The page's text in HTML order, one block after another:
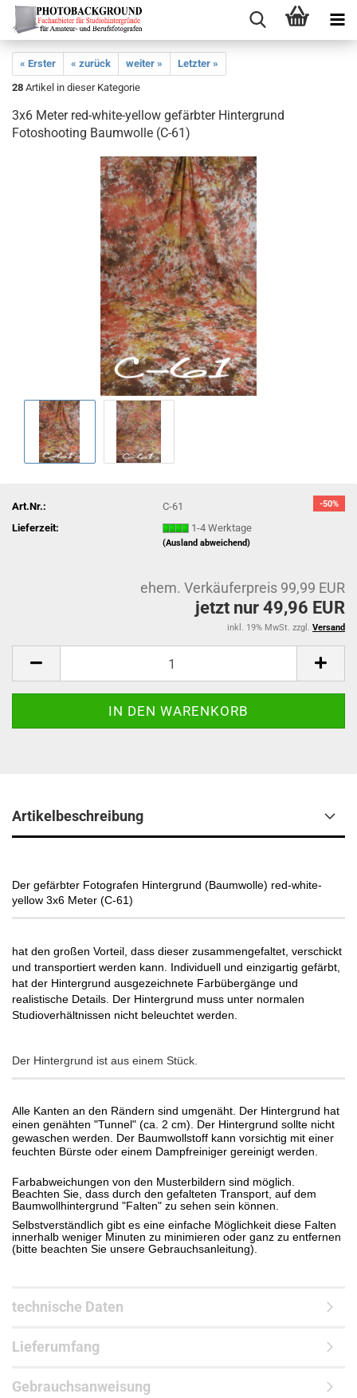
« Erster « zurück weiter »
Letzter »
28 Artikel in dieser Kategorie
3x6 Meter red-white-yellow gefärbter Hintergrund
Fotoshooting Baumwolle (C-61)
-50%
Art.Nr.:
C-61
Lieferzeit:
1-4 Werktage
(Ausland abweichend)
ehem. Verkäuferpreis 99,99 EUR
jetzt nur 49,96 EUR
inkl. 19% MwSt. zzgl. Versand
Artikelbeschreibung
Der gefärbter Fotografen Hintergrund (Baumwolle) red-white-
yellow 3x6 Meter (C-61)
hat den großen Vorteil, dass dieser zusammengefaltet, verschickt
und transportiert werden kann. Individuell und einzigartig gefärbt,
hat der Hintergrund ausgezeichnete Farbübergänge und
realistische Details. Der Hintergrund muss unter normalen
Studioverhältnissen nicht beleuchtet werden.
Der Hintergrund ist aus einem Stück.
Alle Kanten an den Rändern sind umgenäht. Der Hintergrund hat
einen genähten "Tunnel" (ca. 2 cm). Der Hintergrund sollte nicht
gewaschen werden. Der Baumwollstoff kann vorsichtig mit einer
feuchten Bürste oder einem Dampfreiniger gereinigt werden.
Farbabweichungen von den Musterbildern sind möglich.
Beachten Sie, dass durch den gefalteten Transport, auf dem
Baumwollhintergrund "Falten" zu sehen sein können.
Selbstverständlich gibt es eine einfache Möglichkeit diese Falten
innerhalb weniger Minuten zu minimieren oder ganz zu entfernen
(bitte beachten Sie unsere Gebrauchsanleitung).
technische Daten
Lieferumfang
Gebrauchsanweisung